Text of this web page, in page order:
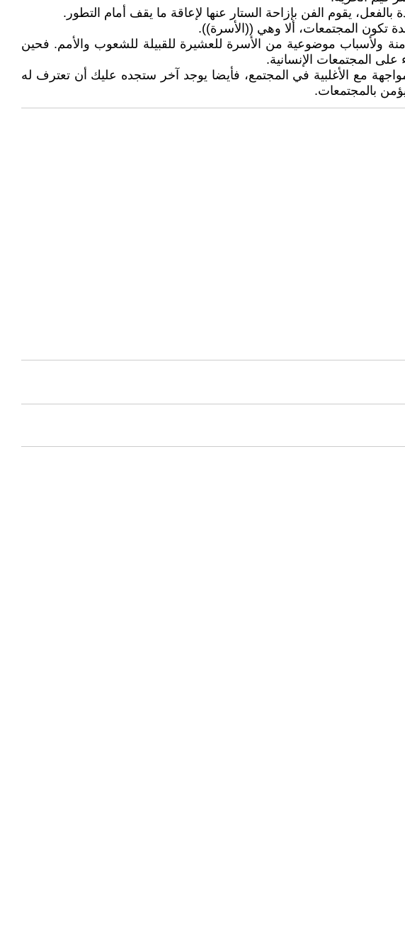
يقوم الفن بإزاحة الستار عنها لإعاقة ما يقف أمام التطور.
تكون المجتمعات، ألا وهي ((الأسرة)).
ولأسباب موضوعية من الأسرة للعشيرة للقبيلة للشعوب والأمم. فحين
المجتمعات الإنسانية.
مع الأغلبية في المجتمع، فأيضا يوجد آخر ستجده عليك أن تعترف له
بالمجتمعات.